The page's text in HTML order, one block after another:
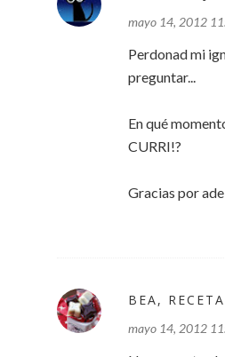
mayo 14, 2012
Perdonad mi
preguntar...
En qué
CURRI!?
Gracias por
BEA,
mayo 14, 2012